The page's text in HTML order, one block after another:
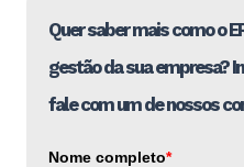
Quer saber mais como o
gestão da sua empresa?
fale com um de nossos
Nome completo*